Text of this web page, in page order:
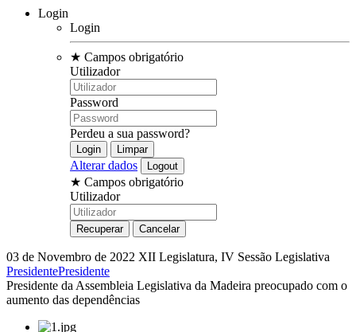
Login
Login
★ Campos obrigatório
Utilizador
Password
Perdeu a sua password?
Alterar dados
★ Campos obrigatório
Utilizador
03 de Novembro de 2022 XII Legislatura, IV Sessão Legislativa
PresidentePresidente
Presidente da Assembleia Legislativa da Madeira preocupado com o
aumento das dependências